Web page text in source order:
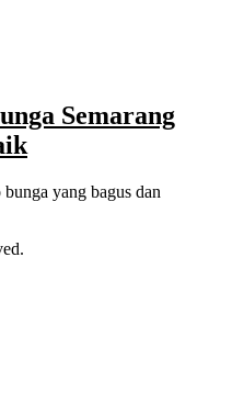
Semarang
yang bagus dan